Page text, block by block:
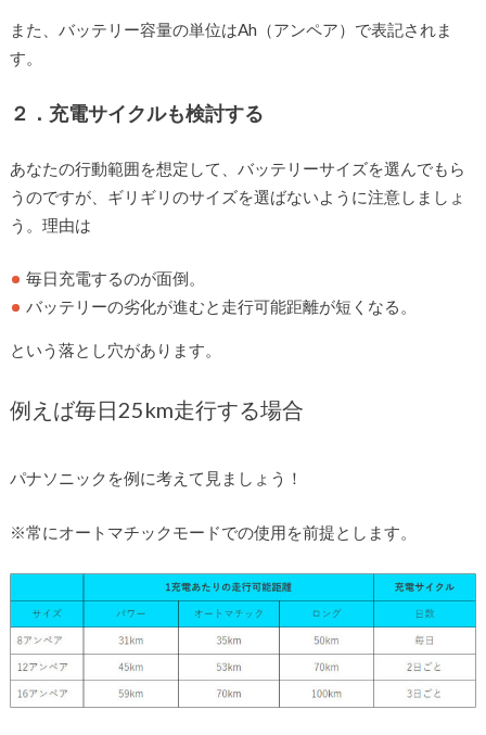
また、バッテリー容量の単位はAh（アンペア）で表記されま
す。
２．充電サイクルも検討する
あなたの行動範囲を想定して、バッテリーサイズを選んでもら
うのですが、ギリギリのサイズを選ばないように注意しましょ
う。理由は
毎日充電するのが面倒。
バッテリーの劣化が進むと走行可能距離が短くなる。
という落とし穴があります。
例えば毎日25km走行する場合
パナソニックを例に考えて見ましょう！
※常にオートマチックモードでの使用を前提とします。